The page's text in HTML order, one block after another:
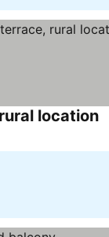
location